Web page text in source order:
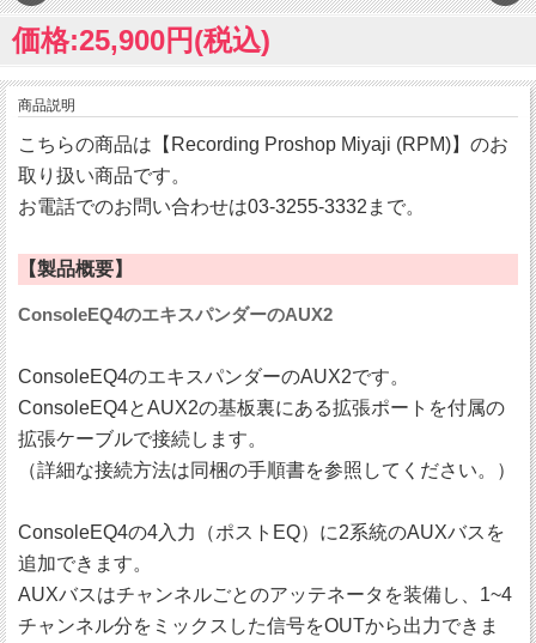
価格:25,900円(税込)
商品説明
こちらの商品は【Recording Proshop Miyaji (RPM)】のお
取り扱い商品です。
お電話でのお問い合わせは03-3255-3332まで。
【製品概要】
ConsoleEQ4のエキスパンダーのAUX2
ConsoleEQ4のエキスパンダーのAUX2です。
ConsoleEQ4とAUX2の基板裏にある拡張ポートを付属の
拡張ケーブルで接続します。
（詳細な接続方法は同梱の手順書を参照してください。）
ConsoleEQ4の4入力（ポストEQ）に2系統のAUXバスを
追加できます。
AUXバスはチャンネルごとのアッテネータを装備し、1~4
チャンネル分をミックスした信号をOUTから出力できま